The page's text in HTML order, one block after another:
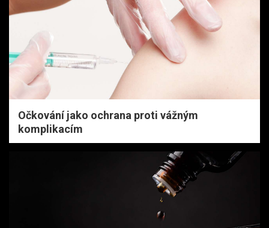
Očkování jako ochrana proti vážným
komplikacím